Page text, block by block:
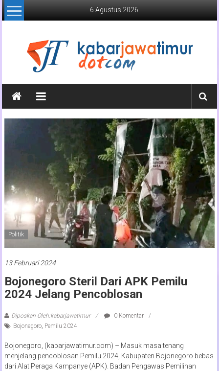
Lompat
ke
6 Agustus 2026
Kabar
Jawa
Timur
Politik
13 Februari 2024
Bojonegoro Steril Dari APK Pemilu
2024 Jelang Pencoblosan
Diposkan Oleh:kabarjawatimur
0 Komentar
Bojonegoro, Pemilu 2024
Bojonegoro, (kabarjawatimur.com) – Masuk masa tenang
menjelang pencoblosan Pemilu 2024, Kabupaten Bojonegoro bebas
dari Alat Peraga Kampanye (APK). Badan Pengawas Pemilihan